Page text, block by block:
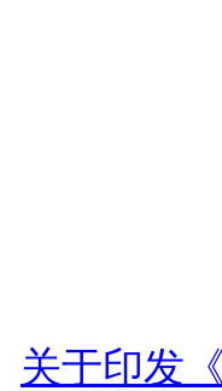
关于印发